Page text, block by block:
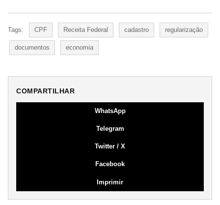
Tags: CPF Receita Federal cadastro regularização
documentos economia
COMPARTILHAR
WhatsApp
Telegram
Twitter / X
Facebook
Imprimir